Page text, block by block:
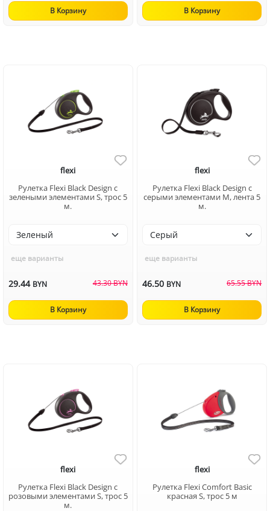
В Корзину В Корзину
flexi
Рулетка Flexi Black Design c
зелеными элементами S, трос 5
м.
еще варианты
29.44 BYN 43.30 BYN
В Корзину
flexi
Рулетка Flexi Black Design c
серыми элементами M, лента 5
м.
еще варианты
46.50 BYN 65.55 BYN
В Корзину
flexi
Рулетка Flexi Black Design c
розовыми элементами S, трос 5
м.
flexi
Рулетка Flexi Comfort Basic
красная S, трос 5 м